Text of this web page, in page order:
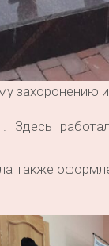
захоронению
также